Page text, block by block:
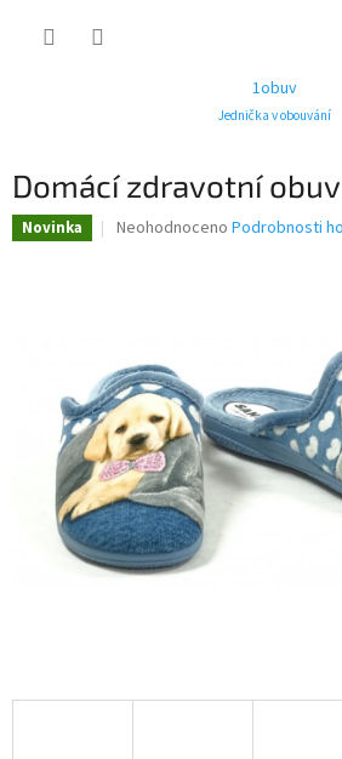
1obuv
Jednička v obouvání
Domácí zdravotní obuv
Novinka
Průměrné
5
hvězdiček.
Neohodnoceno Podrobnosti